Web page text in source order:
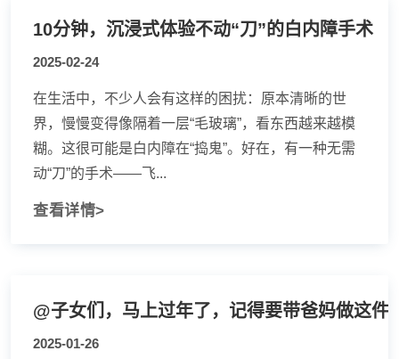
10分钟，沉浸式体验不动“刀”的白内障手术
2025-02-24
在生活中，不少人会有这样的困扰：原本清晰的世
界，慢慢变得像隔着一层“毛玻璃”，看东西越来越模
糊。这很可能是白内障在“捣鬼”。好在，有一种无需
动“刀”的手术——飞...
查看详情>
@子女们，马上过年了，记得要带爸妈做这件
2025-01-26